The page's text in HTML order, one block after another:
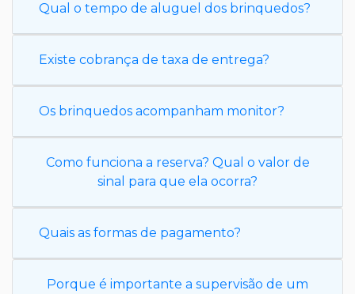
Qual o tempo de aluguel dos brinquedos?
Existe cobrança de taxa de entrega?
Os brinquedos acompanham monitor?
Como funciona a reserva? Qual o valor de
sinal para que ela ocorra?
Quais as formas de pagamento?
Porque é importante a supervisão de um